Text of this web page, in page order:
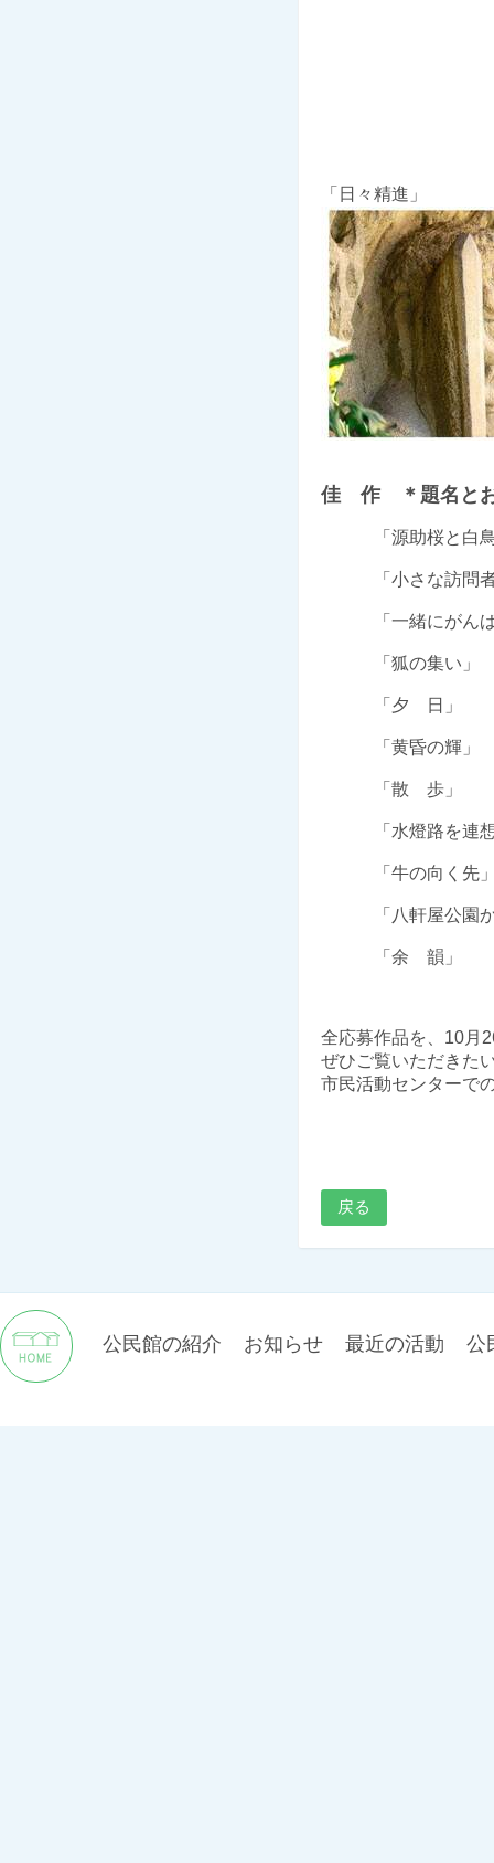
「日々精
佳 作 ＊題名とお
「源助
「小さな訪
「一緒にがんば
「狐の集
「夕 日」
「黄昏の
「散
「水燈路を連想
「牛の向
「八軒屋公
「余 韻」
全応募作品を、 10月
ぜひご覧いただきた
市民活動センターで
戻る
公民館の紹介 お知らせ 最近の活動 公